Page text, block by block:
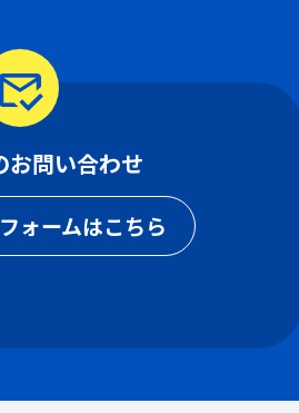
mark_email_read
問い合わせ
ォームはこちら